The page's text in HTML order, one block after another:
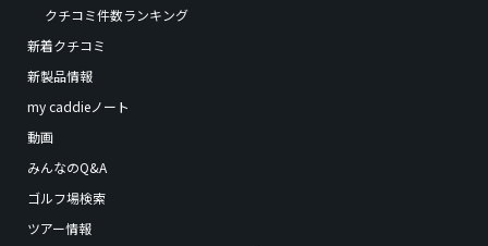
クチコミ件数ランキング
新着クチコミ
新製品情報
my caddieノート
動画
みんなのQ&A
ゴルフ場検索
ツアー情報